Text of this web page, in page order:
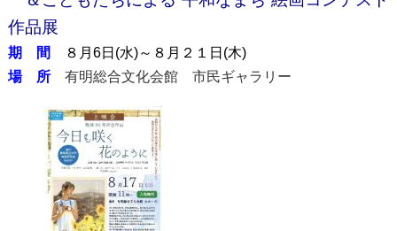
作品展
期 間
８月6日(水)～８月２１日(木)
場 所有明総合文化会館 市民ギャラリー